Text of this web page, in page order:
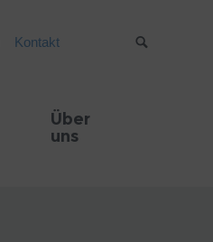
Kontakt
Über
uns